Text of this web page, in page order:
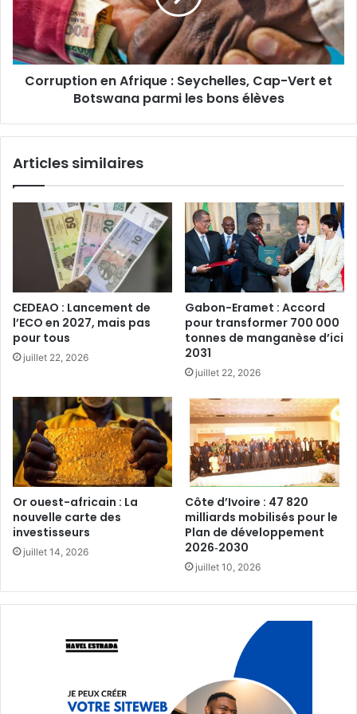
Cap-
et
Botswana
parmi
‎Corruption en Afrique : Seychelles, Cap-Vert et
Botswana parmi les bons élèves
Articles similaires
CEDEAO : Lancement de
l’ECO en 2027, mais pas
pour tous‎
juillet 22, 2026
Gabon-Eramet : Accord
pour transformer 700 000
tonnes de manganèse d’ici
2031
juillet 22, 2026
Or ouest-africain : La
nouvelle carte des
investisseurs‎
juillet 14, 2026
Côte d’Ivoire : 47 820
milliards mobilisés pour le
Plan de développement
2026‑2030‎
juillet 10, 2026